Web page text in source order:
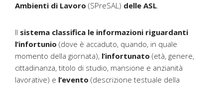
Ambienti di Lavoro (SPreSAL) delle ASL.
Il sistema classifica le informazioni riguardanti
l’infortunio (dove è accaduto, quando, in quale
momento della giornata), l’infortunato (età, genere,
cittadinanza, titolo di studio, mansione e anzianità
lavorative) e l’evento (descrizione testuale della